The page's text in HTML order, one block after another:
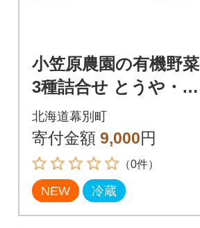
小笠原農園の有機野菜
3種詰合せ とうや・玉
ねぎ・リーキ各1kg
《秋出荷先行予約》[5
3691408]
北海道幕別町
寄付金額 9,000円
（0件）
NEW 冷蔵